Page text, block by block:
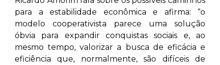
para a estabilidade econômica e afirma: “o
modelo cooperativista parece uma solução
óbvia para expandir conquistas sociais e, ao
mesmo tempo, valorizar a busca de eficácia e
eficiência que, normalmente, são difíceis de